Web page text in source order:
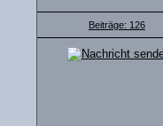
Beiträge: 126